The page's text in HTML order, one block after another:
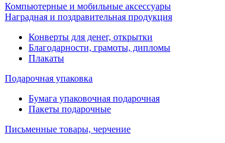
Компьютерные и мобильные аксессуары
Наградная и поздравительная продукция
Конверты для денег, открытки
Благодарности, грамоты, дипломы
Плакаты
Подарочная упаковка
Бумага упаковочная подарочная
Пакеты подарочные
Письменные товары, черчение